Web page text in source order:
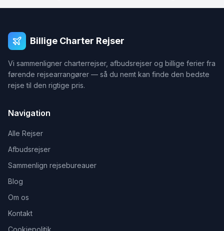
Billige Charter Rejser
Vi sammenligner charterrejser, afbudsrejser og billige ferier fra
førende rejsearrangører — så du nemt kan finde den bedste
rejse til den rigtige pris.
Navigation
Alle Rejser
Afbudsrejser
Sammenlign rejsebureauer
Blog
Om os
Kontakt
Cookiepolitik